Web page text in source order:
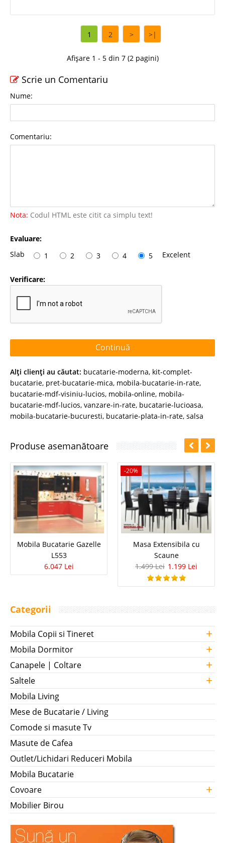
1 2 > >|
Afișare 1 - 5 din 7 (2 pagini)
Scrie un Comentariu
Nume:
Comentariu:
Nota: Codul HTML este citit ca simplu text!
Evaluare:
Slab
1 2 3 4 5 Excelent
Verificare:
Continuă
Alţi clienţi au căutat: bucatarie-moderna, kit-complet-
bucatarie, pret-bucatarie-mica, mobila-bucatarie-in-rate,
bucatarie-mdf-visiniu-lucios, mobila-online, mobila-
bucatarie-mdf-lucios, vanzare-in-rate, bucatarie-lucioasa,
mobila-bucatarie-bucuresti, bucatarie-plata-in-rate, salsa
Produse asemanătoare
Mobila Bucatarie Gazelle
L553
6.047 Lei
-20%
Masa Extensibila cu
Scaune
1.499 Lei 1.199 Lei
Categorii
Mobila Copii si Tineret +
Mobila Dormitor +
Canapele | Coltare +
Saltele +
Mobila Living
Mese de Bucatarie / Living
Comode si masute Tv
Masute de Cafea
Outlet/Lichidari Reduceri Mobila
Mobila Bucatarie
Covoare
+
Mobilier Birou